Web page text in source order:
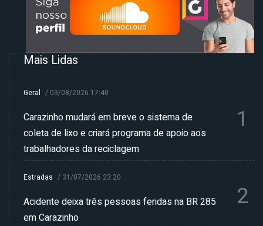
Mais Lidas
Geral / 03/08/2026 17:40
Carazinho mudará em breve o sistema de
coleta de lixo e criará programa de apoio aos
trabalhadores da reciclagem
1
Estradas / 31/07/2026 23:20
Acidente deixa três pessoas feridas na BR 285
em Carazinho
2